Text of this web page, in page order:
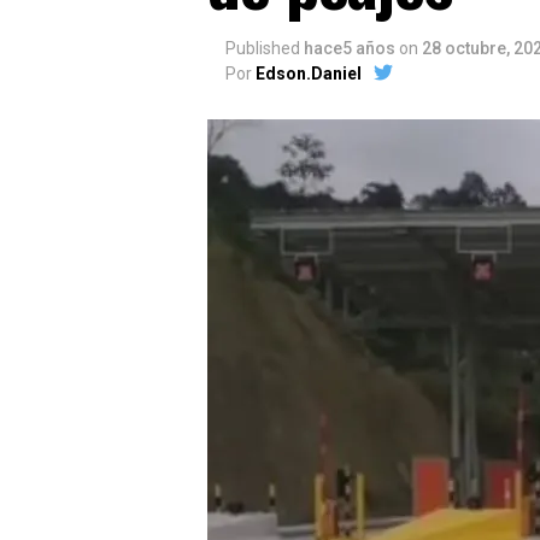
Published hace5 años on 28 octubre,
Por Edson.Daniel